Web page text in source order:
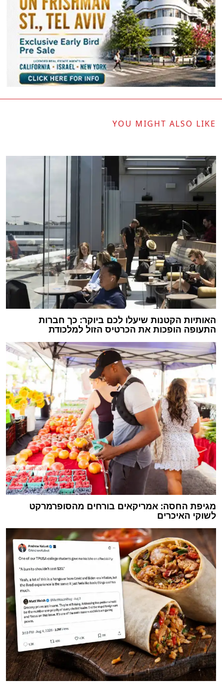
YOU MIGHT ALSO LIKE
האותיות הקטנות שיעלו לכם ביוקר: כך חברות
התעופה הופכות את הכרטיס הזול למלכודת
מגיפת החסה: אמריקאים בורחים מהסופרמרקט
לשוקי האיכרים